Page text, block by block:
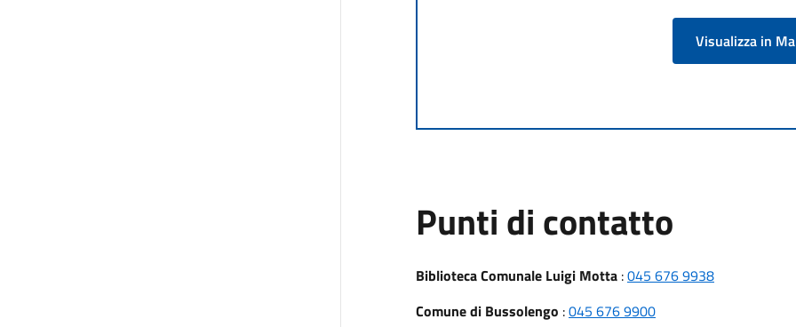
Visualizza in
Punti di contatto
Biblioteca Comunale Luigi Motta:045 676 9938
Comune di Bussolengo :045 676 9900